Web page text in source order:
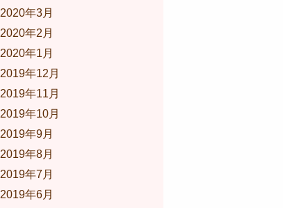
2020年3月
2020年2月
2020年1月
2019年12月
2019年11月
2019年10月
2019年9月
2019年8月
2019年7月
2019年6月